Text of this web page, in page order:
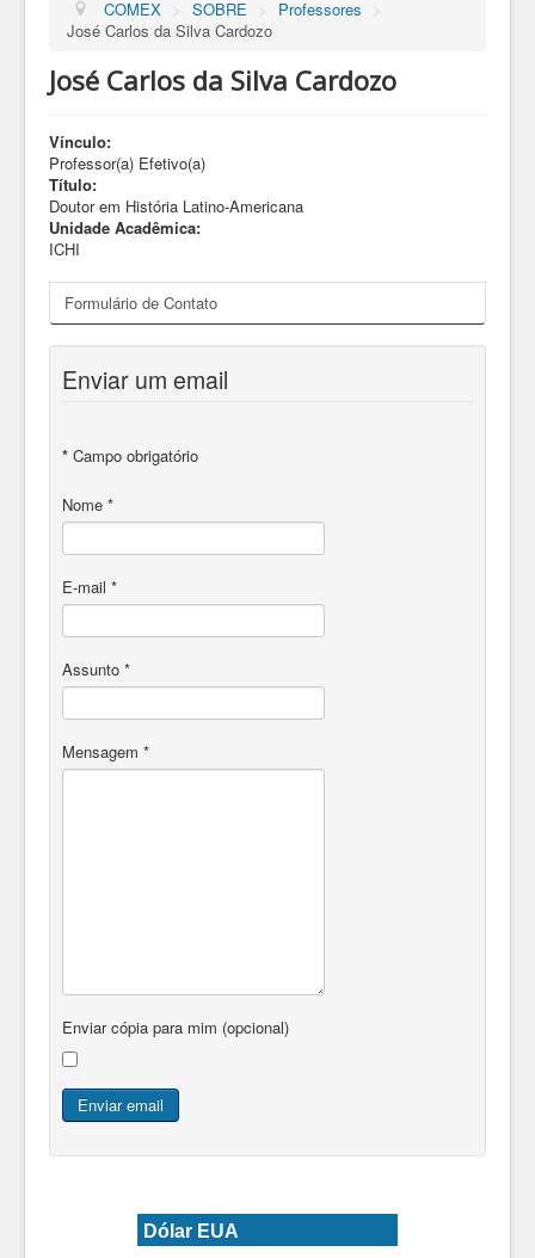
COMEX > SOBRE > Professores
>
José Carlos da Silva Cardozo
José Carlos da Silva Cardozo
Vínculo:
Professor(a) Efetivo(a)
Título:
Doutor em História Latino-Americana
Unidade Acadêmica:
ICHI
Formulário de Contato
Enviar um email
* Campo obrigatório
Nome *
E-mail *
Assunto *
Mensagem *
Enviar cópia para mim (opcional)
Enviar email
Dólar EUA